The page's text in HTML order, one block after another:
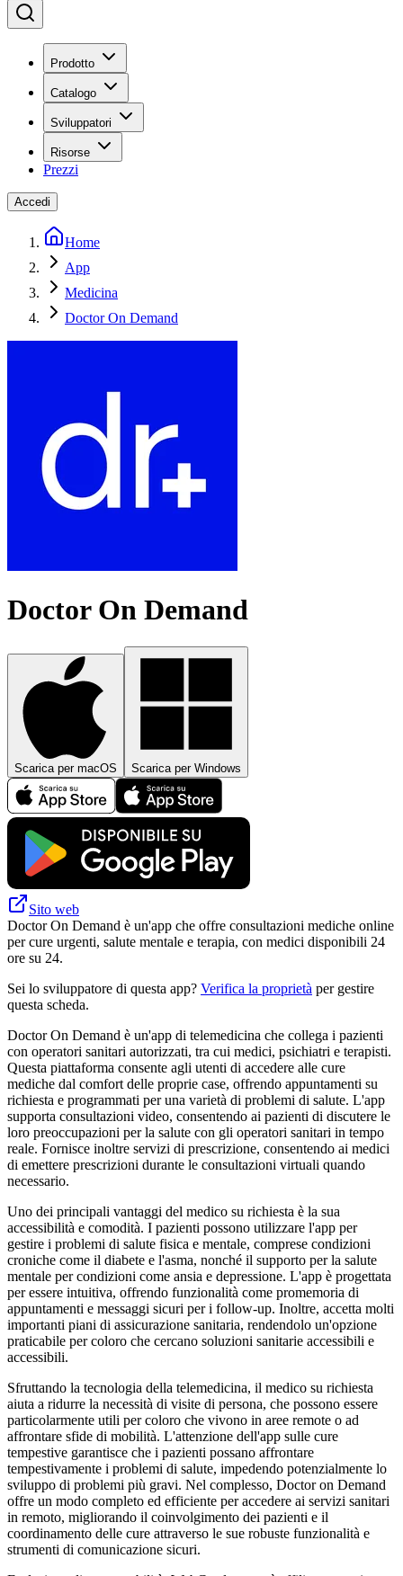
Prodotto
Catalogo
Sviluppatori
Risorse
Prezzi
Accedi
Home
App
Medicina
Doctor On Demand
Doctor On Demand
Scarica per macOS Scarica per Windows
Sito web
Doctor On Demand è un'app che offre consultazioni mediche online
per cure urgenti, salute mentale e terapia, con medici disponibili 24
ore su 24.
Sei lo sviluppatore di questa app? Verifica la proprietà per gestire
questa scheda.
Doctor On Demand è un'app di telemedicina che collega i pazienti
con operatori sanitari autorizzati, tra cui medici, psichiatri e terapisti.
Questa piattaforma consente agli utenti di accedere alle cure
mediche dal comfort delle proprie case, offrendo appuntamenti su
richiesta e programmati per una varietà di problemi di salute. L'app
supporta consultazioni video, consentendo ai pazienti di discutere le
loro preoccupazioni per la salute con gli operatori sanitari in tempo
reale. Fornisce inoltre servizi di prescrizione, consentendo ai medici
di emettere prescrizioni durante le consultazioni virtuali quando
necessario.
Uno dei principali vantaggi del medico su richiesta è la sua
accessibilità e comodità. I pazienti possono utilizzare l'app per
gestire i problemi di salute fisica e mentale, comprese condizioni
croniche come il diabete e l'asma, nonché il supporto per la salute
mentale per condizioni come ansia e depressione. L'app è progettata
per essere intuitiva, offrendo funzionalità come promemoria di
appuntamenti e messaggi sicuri per i follow-up. Inoltre, accetta molti
importanti piani di assicurazione sanitaria, rendendolo un'opzione
praticabile per coloro che cercano soluzioni sanitarie accessibili e
accessibili.
Sfruttando la tecnologia della telemedicina, il medico su richiesta
aiuta a ridurre la necessità di visite di persona, che possono essere
particolarmente utili per coloro che vivono in aree remote o ad
affrontare sfide di mobilità. L'attenzione dell'app sulle cure
tempestive garantisce che i pazienti possano affrontare
tempestivamente i problemi di salute, impedendo potenzialmente lo
sviluppo di problemi più gravi. Nel complesso, Doctor on Demand
offre un modo completo ed efficiente per accedere ai servizi sanitari
in remoto, migliorando il coinvolgimento dei pazienti e il
coordinamento delle cure attraverso le sue robuste funzionalità e
strumenti di comunicazione sicuri.